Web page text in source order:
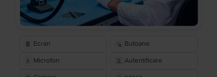
Ecran Butoane
Microfon Autentificare